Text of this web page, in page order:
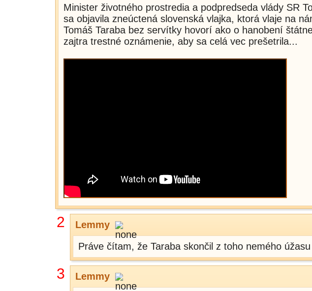
Minister životného prostredia a podpredseda vlády SR
sa objavila zneúctená slovenská vlajka, ktorá vlaje na
Tomáš Taraba bez servítky hovorí ako o hanobení
zajtra trestné oznámenie, aby sa celá vec prešetrila...
2 Lemmy
Práve čítam, že Taraba skončil z toho nemého
3 Lemmy